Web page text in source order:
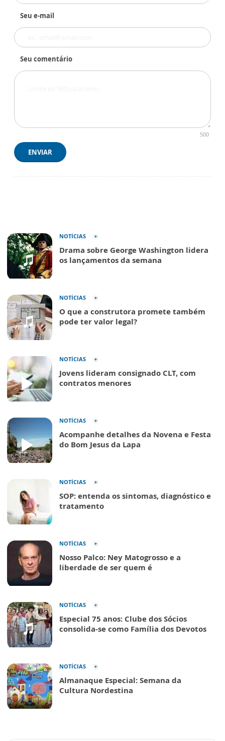
Seu e-mail
Seu comentário
500
ENVIAR
NOTÍCIAS
Drama sobre George Washington lidera
os lançamentos da semana
NOTÍCIAS
O que a construtora promete também
pode ter valor legal?
NOTÍCIAS
Jovens lideram consignado CLT, com
contratos menores
NOTÍCIAS
Acompanhe detalhes da Novena e Festa
do Bom Jesus da Lapa
NOTÍCIAS
SOP: entenda os sintomas, diagnóstico e
tratamento
NOTÍCIAS
Nosso Palco: Ney Matogrosso e a
liberdade de ser quem é
NOTÍCIAS
Especial 75 anos: Clube dos Sócios
consolida-se como Família dos Devotos
NOTÍCIAS
Almanaque Especial: Semana da
Cultura Nordestina